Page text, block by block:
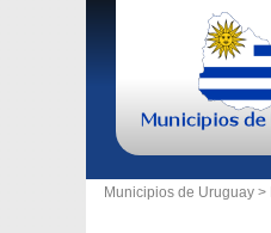
Municipios de Uruguay >